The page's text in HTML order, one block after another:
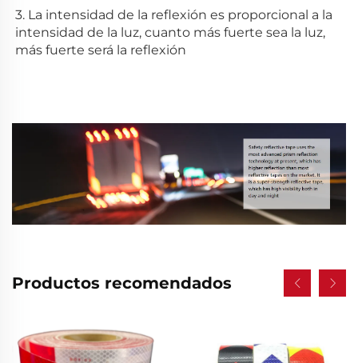
3. La intensidad de la reflexión es proporcional a la
intensidad de la luz, cuanto más fuerte sea la luz,
más fuerte será la reflexión
Productos recomendados